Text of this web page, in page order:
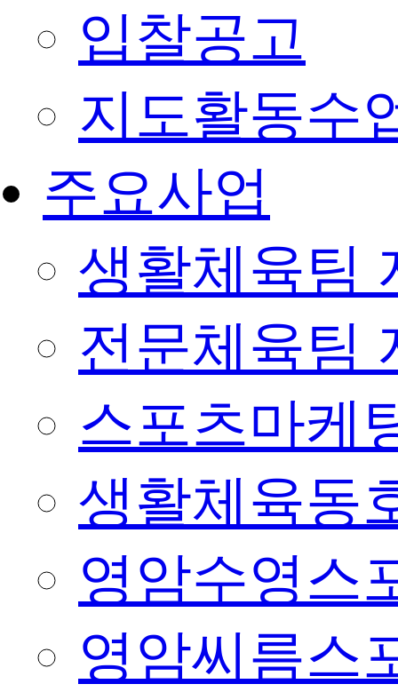
입찰공고
지도활동수
주요사업
생활체육팀
전문체육팀
스포츠마케
생활체육동
영암수영스
영암씨름스